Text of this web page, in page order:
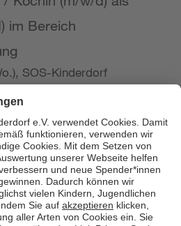
im Bereich
SOS-Kinderdorf
(m/w/d)
30 Std./.Wo.), SOS-